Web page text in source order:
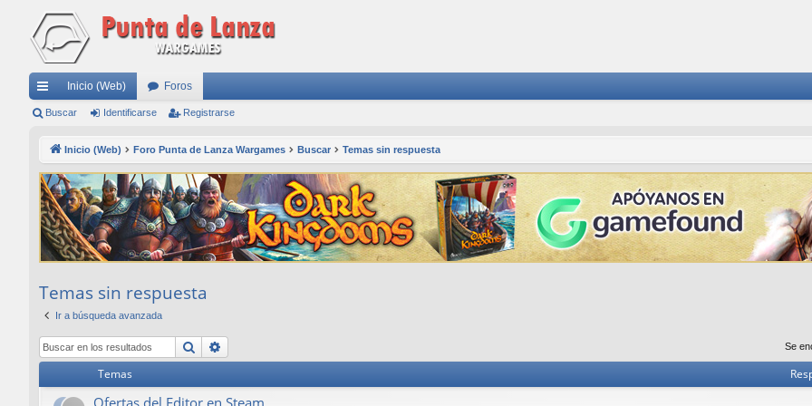
nl
rá
pi
do
Inicio (Web) Foros
Buscar Identificarse Registrarse
Inicio (Web) Foro Punta de Lanza Wargames Buscar Temas sin respuesta
Temas sin respuesta
Ir a búsqueda avanzada
Buscar Se
Temas